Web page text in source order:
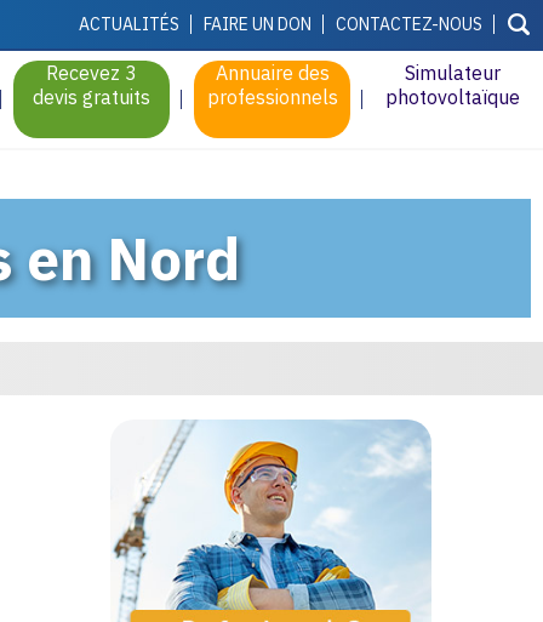
ACTUALITÉS FAIRE UN DON CONTACTEZ-NOUS
Recevez 3
devis gratuits
Annuaire des
professionnels
Simulateur
photovoltaïque
en Nord